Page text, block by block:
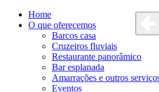
Home
O que oferecemos
Barcos casa
Cruzeiros fluviais
Restaurante panorâmico
Bar esplanada
Amarrações e outros
Eventos